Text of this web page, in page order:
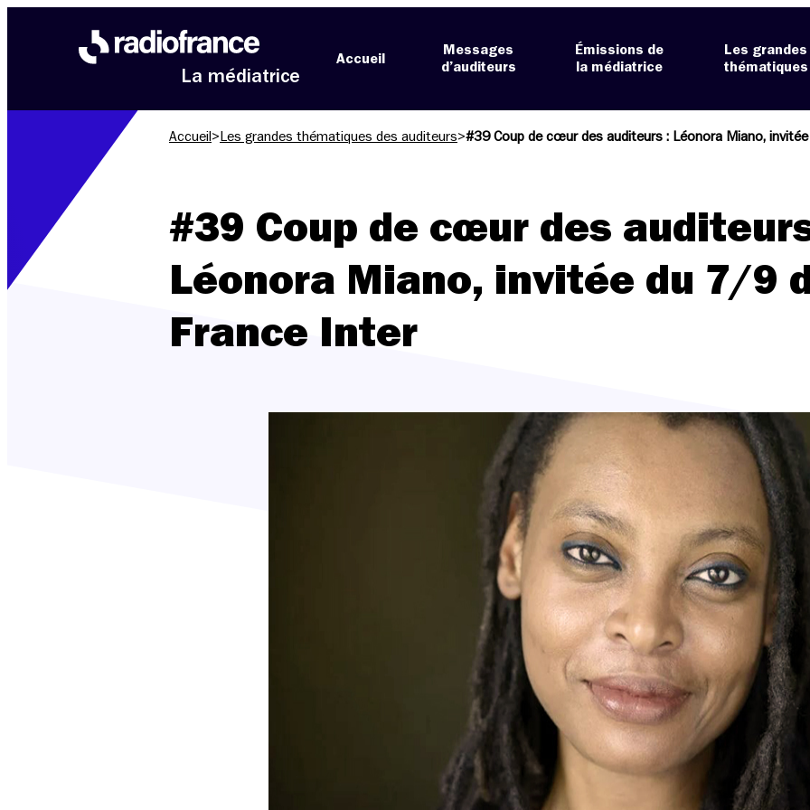
La médiatrice
Accueil
Messages
d’auditeurs
Émissions de
la médiatrice
Les grandes
thématiques
Accueil > Les grandes thématiques des auditeurs>#39 Coup de cœur des auditeurs : Léonora Miano,
#39 Coup de cœur des
Léonora Miano, invitée du 7/9
France Inter